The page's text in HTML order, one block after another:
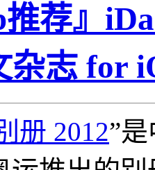
推荐』
杂志 for
册 2012”